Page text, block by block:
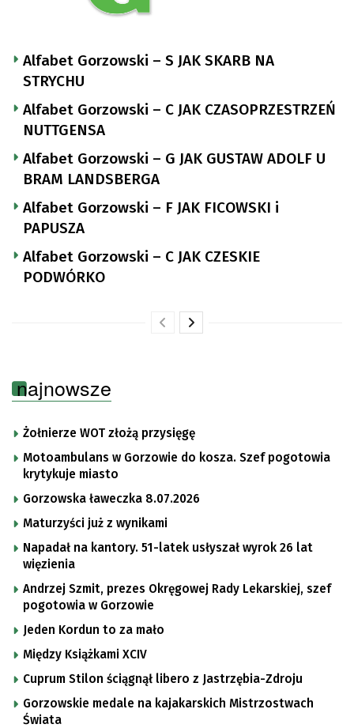
Alfabet Gorzowski – S JAK SKARB NA
STRYCHU
Alfabet Gorzowski – C JAK CZASOPRZESTRZEŃ
NUTTGENSA
Alfabet Gorzowski – G JAK GUSTAW ADOLF U
BRAM LANDSBERGA
Alfabet Gorzowski – F JAK FICOWSKI i
PAPUSZA
Alfabet Gorzowski – C JAK CZESKIE
PODWÓRKO
najnowsze
Żołnierze WOT złożą przysięgę
Motoambulans w Gorzowie do kosza. Szef pogotowia
krytykuje miasto
Gorzowska ławeczka 8.07.2026
Maturzyści już z wynikami
Napadał na kantory. 51-latek usłyszał wyrok 26 lat
więzienia
Andrzej Szmit, prezes Okręgowej Rady Lekarskiej, szef
pogotowia w Gorzowie
Jeden Kordun to za mało
Między Książkami XCIV
Cuprum Stilon ściągnął libero z Jastrzębia-Zdroju
Gorzowskie medale na kajakarskich Mistrzostwach
Świata